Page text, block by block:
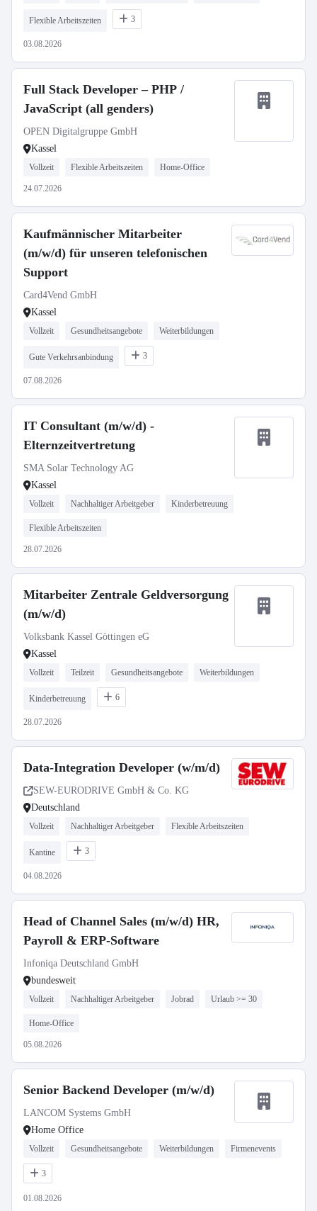
Flexible Arbeitszeiten 3
03.08.2026
Full Stack Developer – PHP /
JavaScript (all genders)
OPEN Digitalgruppe GmbH
Kassel
Vollzeit Flexible Arbeitszeiten Home-Office
24.07.2026
Kaufmännischer Mitarbeiter
(m/w/d) für unseren telefonischen
Support
Card4Vend GmbH
Kassel
Vollzeit Gesundheitsangebote Weiterbildungen
Gute Verkehrsanbindung 3
07.08.2026
IT Consultant (m/w/d) -
Elternzeitvertretung
SMA Solar Technology AG
Kassel
Vollzeit Nachhaltiger Arbeitgeber Kinderbetreuung
Flexible Arbeitszeiten
28.07.2026
Mitarbeiter Zentrale Geldversorgung
(m/w/d)
Volksbank Kassel Göttingen eG
Kassel
Vollzeit Teilzeit Gesundheitsangebote Weiterbildungen
Kinderbetreuung 6
28.07.2026
Data-Integration Developer (w/m/d)
SEW-EURODRIVE GmbH & Co. KG
Deutschland
Vollzeit Nachhaltiger Arbeitgeber Flexible Arbeitszeiten
Kantine 3
04.08.2026
Head of Channel Sales (m/w/d) HR,
Payroll & ERP-Software
Infoniqa Deutschland GmbH
bundesweit
Vollzeit Nachhaltiger Arbeitgeber Jobrad Urlaub >= 30
Home-Office
05.08.2026
Senior Backend Developer (m/w/d)
LANCOM Systems GmbH
Home Office
Vollzeit Gesundheitsangebote Weiterbildungen Firmenevents
3
01.08.2026